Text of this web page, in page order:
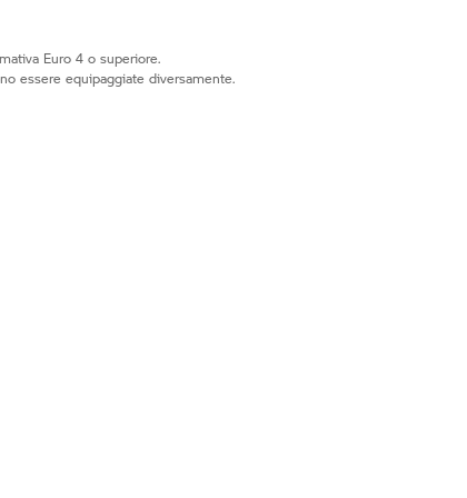
Euro 4 o superiore.
essere equipaggiate diversamente.